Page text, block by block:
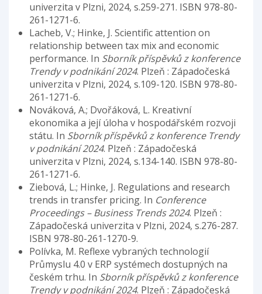
univerzita v Plzni, 2024, s.259-271. ISBN 978-80-
261-1271-6.
Lacheb, V.; Hinke, J. Scientific attention on
relationship between tax mix and economic
performance. In Sborník příspěvků z konference
Trendy v podnikání 2024. Plzeň : Západočeská
univerzita v Plzni, 2024, s.109-120. ISBN 978-80-
261-1271-6.
Nováková, A.; Dvořáková, L. Kreativní
ekonomika a její úloha v hospodářském rozvoji
státu. In Sborník příspěvků z konference Trendy
v podnikání 2024. Plzeň : Západočeská
univerzita v Plzni, 2024, s.134-140. ISBN 978-80-
261-1271-6.
Ziebová, L.; Hinke, J. Regulations and research
trends in transfer pricing. In Conference
Proceedings – Business Trends 2024. Plzeň :
Západočeská univerzita v Plzni, 2024, s.276-287.
ISBN 978-80-261-1270-9.
Polívka, M. Reflexe vybraných technologií
Průmyslu 4.0 v ERP systémech dostupných na
českém trhu. In Sborník příspěvků z konference
Trendy v podnikání 2024. Plzeň : Západočeská